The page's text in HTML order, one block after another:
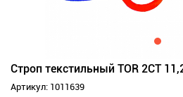
Строп текстильный TOR 2СТ
Артикул: 1011639